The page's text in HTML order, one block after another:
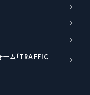
ーム「TRAFFIC